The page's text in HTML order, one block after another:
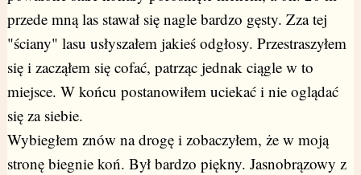
przede mną las stawał się nagle bardzo gęsty. Zza tej
"ściany" lasu usłyszałem jakieś odgłosy. Przestraszyłem
się i zacząłem się cofać, patrząc jednak ciągle w to
miejsce. W końcu postanowiłem uciekać i nie oglądać
się za siebie.
Wybiegłem znów na drogę i zobaczyłem, że w moją
stronę biegnie koń. Był bardzo piękny. Jasnobrązowy z